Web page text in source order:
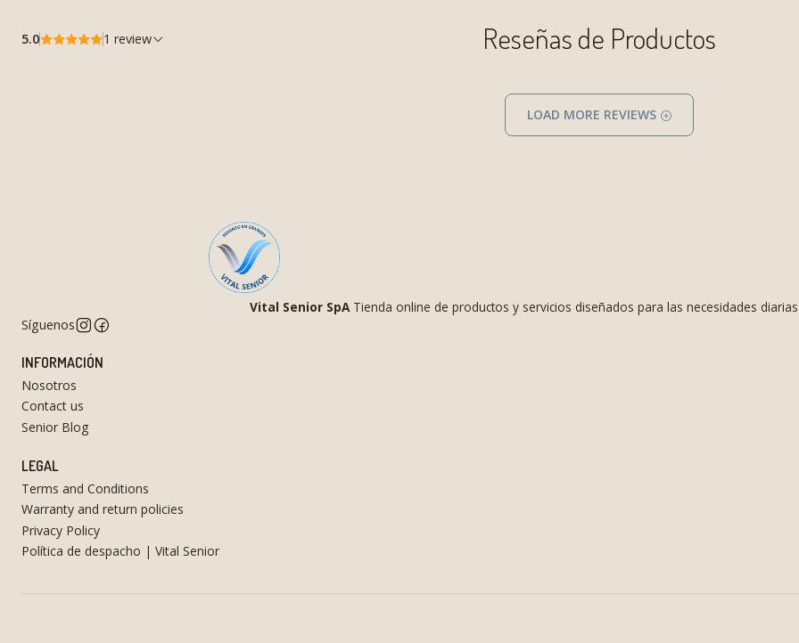
Reseñas de Productos
5.0 1 review
LOAD MORE REVIEWS
Vital Senior SpATienda online de productos y servicios diseñados para las necesidades
Síguenos
INFORMACIÓN
Nosotros
Contact us
Senior Blog
LEGAL
Terms and Conditions
Warranty and return policies
Privacy Policy
Política de despacho | Vital Senior